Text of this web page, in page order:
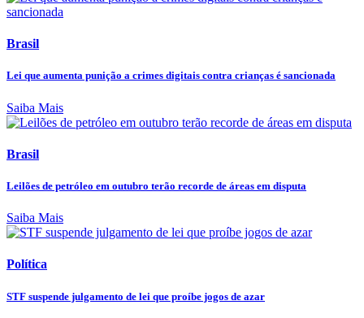
Brasil
Lei que aumenta punição a crimes digitais contra crianças é sancionada
Saiba Mais
Brasil
Leilões de petróleo em outubro terão recorde de áreas em disputa
Saiba Mais
Política
STF suspende julgamento de lei que proíbe jogos de azar